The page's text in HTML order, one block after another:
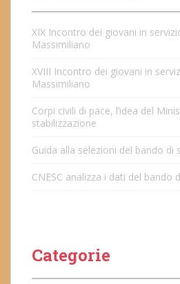
XIX Incontro dei giovani in
Massimiliano
XVIII Incontro dei giovani in
Massimiliano
Corpi civili di pace, l’idea del
stabilizzazione
Guida alla selezioni del bando di
CNESC analizza i dati del bando
Categorie